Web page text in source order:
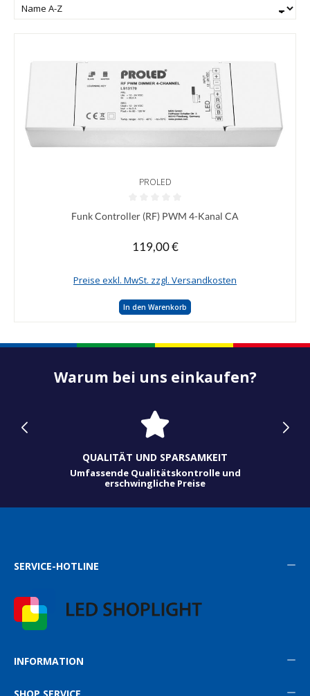
PROLED
Durchschnittliche Bewertung von 0 von 5 Sternen
Funk Controller (RF) PWM 4-Kanal CA
Regulärer Preis:
119,00 €
Preise exkl. MwSt. zzgl. Versandkosten
In den Warenkorb
Warum bei uns einkaufen?
QUALITÄT UND SPARSAMKEIT
Umfassende Qualitätskontrolle und
erschwingliche Preise
SERVICE-HOTLINE
INFORMATION
SHOP SERVICE